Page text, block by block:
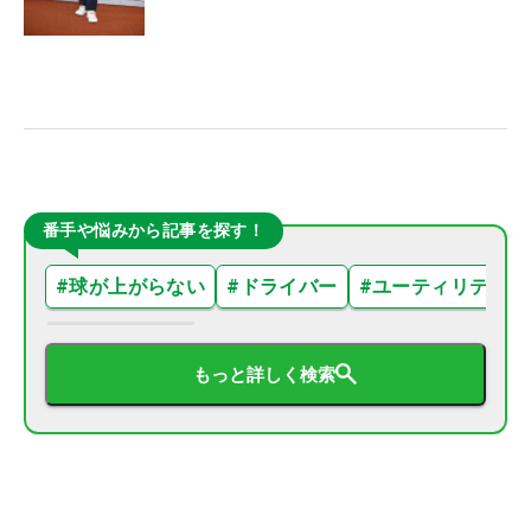
番手や悩みから記事を探す！
#球が上がらない # ドライバー #ユーティリティ
もっと詳しく検索